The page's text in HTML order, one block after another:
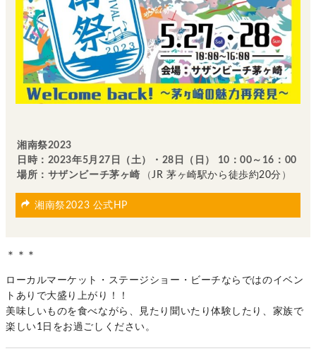
湘南祭2023
日時：2023年5月27日（土）・28日（日） 10：00～16：00
場所：サザンビーチ茅ヶ崎
（JR 茅ヶ崎駅から徒歩約20分 ）
湘南祭2023 公式HP
＊＊＊
ローカルマーケット・ステージショー・ビーチならではのイベン
トありで大盛り上がり！！
美味しいものを食べながら、見たり聞いたり体験したり、家族で
楽しい1日をお過ごしください。